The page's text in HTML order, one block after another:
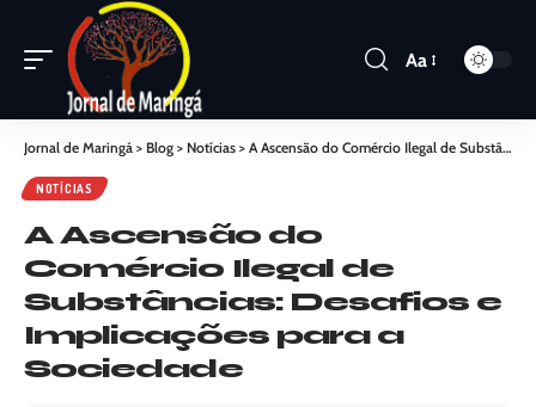
Aa
Jornal de Maringá > Blog > Notícias > A Ascensão do Comércio Ilegal de Substâncias: Desafios e Implicações para a Sociedade
NOTÍCIAS
A Ascensão do
Comércio Ilegal de
Substâncias: Desafios e
Implicações para a
Sociedade